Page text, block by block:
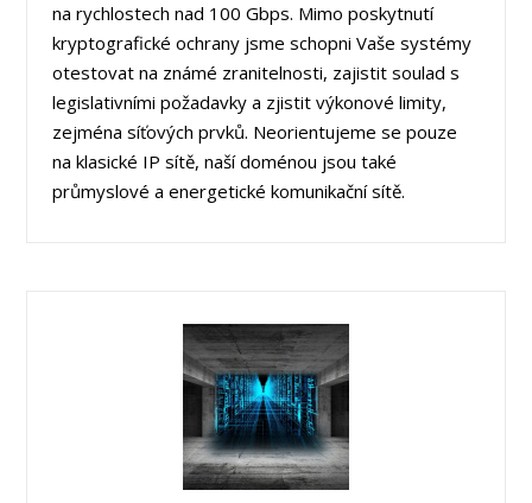
na rychlostech nad 100 Gbps. Mimo poskytnutí
kryptografické ochrany jsme schopni Vaše systémy
otestovat na známé zranitelnosti, zajistit soulad s
legislativními požadavky a zjistit výkonové limity,
zejména síťových prvků. Neorientujeme se pouze
na klasické IP sítě, naší doménou jsou také
průmyslové a energetické komunikační sítě.